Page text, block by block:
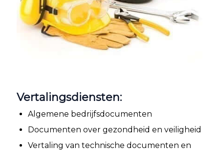
Vertalingsdiensten:
Algemene bedrijfsdocumenten
Documenten over gezondheid en veiligheid
Vertaling van technische documenten en